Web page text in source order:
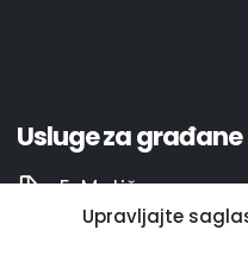
Upravljajte
Usluge za građane
E-Matičar